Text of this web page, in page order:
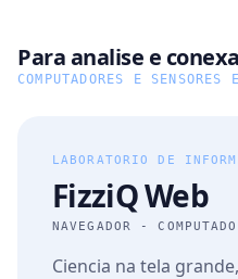
Para analise e
COMPUTADORES E SENSORES
LABORATORIO DE
FizziQ Web
NAVEGADOR -
Ciencia na tela